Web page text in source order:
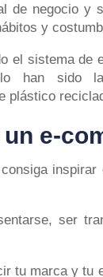
de negocio y
y
el sistema de
han sido
plástico
e-
inspirar
ser
tu marca y tu